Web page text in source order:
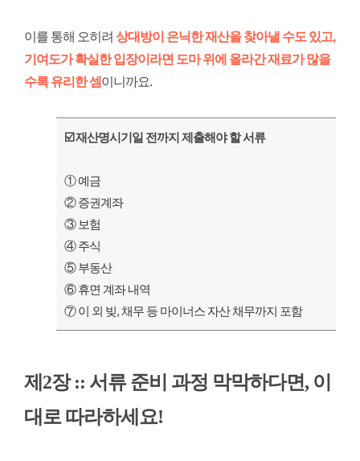
이를 통해 오히려 상대방이 은닉한 재산을 찾아낼 수도 있고,
기여도가 확실한 입장이라면 도마 위에 올라간 재료가 많을
수록 유리한 셈이니까요.
☑️재산명시기일 전까지 제출해야 할 서류
① 예금
② 증권계좌
③ 보험
④ 주식
⑤ 부동산
⑥ 휴면 계좌 내역
⑦ 이 외 빚, 채무 등 마이너스 자산 채무까지 포함
제2장 :: 서류 준비 과정 막막하다면, 이
대로 따라하세요!